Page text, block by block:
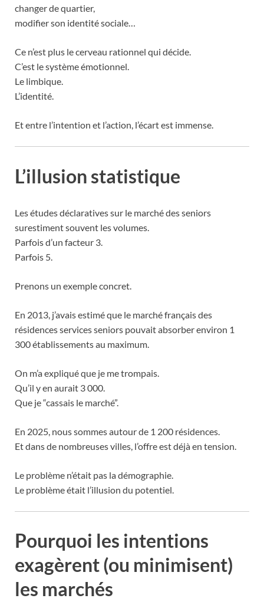
changer de quartier,
modifier son identité sociale…
Ce n’est plus le cerveau rationnel qui décide.
C’est le système émotionnel.
Le limbique.
L’identité.
Et entre l’intention et l’action, l’écart est immense.
L’illusion statistique
Les études déclaratives sur le marché des seniors
surestiment souvent les volumes.
Parfois d’un facteur 3.
Parfois 5.
Prenons un exemple concret.
En 2013, j’avais estimé que le marché français des
résidences services seniors pouvait absorber environ 1
300 établissements au maximum.
On m’a expliqué que je me trompais.
Qu’il y en aurait 3 000.
Que je “cassais le marché”.
En 2025, nous sommes autour de 1 200 résidences.
Et dans de nombreuses villes, l’offre est déjà en tension.
Le problème n’était pas la démographie.
Le problème était l’illusion du potentiel.
Pourquoi les intentions
exagèrent (ou minimisent)
les marchés